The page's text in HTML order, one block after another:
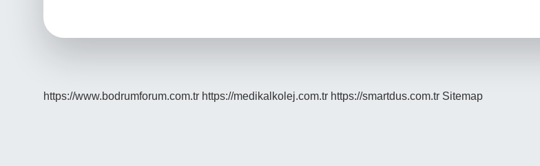
https://www.bodrumforum.com.tr https://medikalkolej.com.tr https://smartdus.com.tr Sitemap